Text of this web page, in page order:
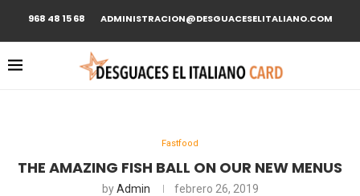
968 48 15 68 ADMINISTRACION@DESGUACESELITALIANO.COM
Fastfood
THE AMAZING FISH BALL ON OUR NEW MENUS
byAdmin febrero 26, 2019